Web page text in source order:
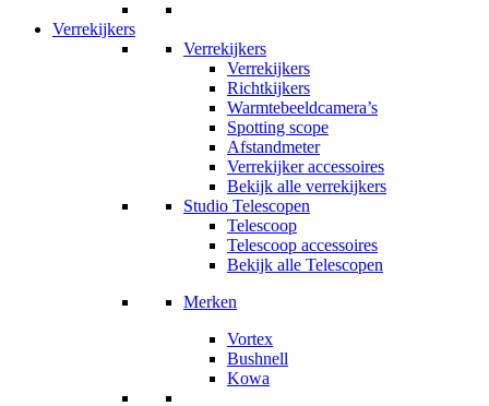
Verrekijkers
Verrekijkers
Verrekijkers
Richtkijkers
Warmtebeeldcamera’s
Spotting scope
Afstandmeter
Verrekijker accessoires
Bekijk alle verrekijkers
Studio Telescopen
Telescoop
Telescoop accessoires
Bekijk alle Telescopen
Merken
Vortex
Bushnell
Kowa